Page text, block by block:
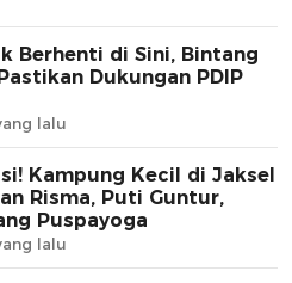
Berhenti di Sini, Bintang
Dukungan PDIP
lalu
Kampung Kecil di Jaksel
Risma, Puti Guntur,
Puspayoga
lalu